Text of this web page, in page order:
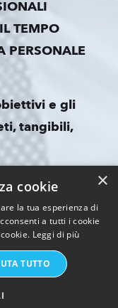
TEMPO
PERSONALE
e gli
tangibili,
×
cookie
la tua esperienza di
a tutti i cookie
Leggi di più
TUTTO